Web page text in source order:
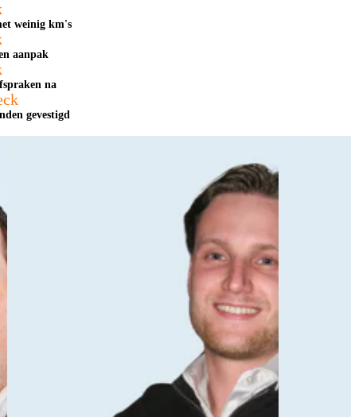
weinig km's
aanpak
na
gevestigd